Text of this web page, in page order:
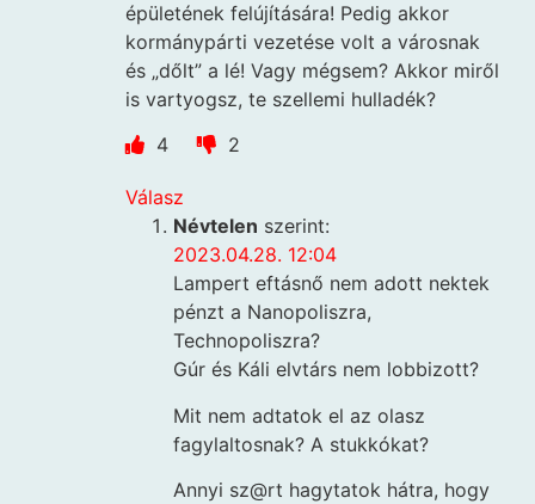
épületének felújítására! Pedig akkor
kormánypárti vezetése volt a városnak
és „dőlt” a lé! Vagy mégsem? Akkor miről
is vartyogsz, te szellemi hulladék?
4
2
Válasz
Névtelen szerint:
2023.04.28. 12:04
Lampert eftásnő nem adott nektek
pénzt a Nanopoliszra,
Technopoliszra?
Gúr és Káli elvtárs nem lobbizott?
Mit nem adtatok el az olasz
fagylaltosnak? A stukkókat?
Annyi sz@rt hagytatok hátra, hogy